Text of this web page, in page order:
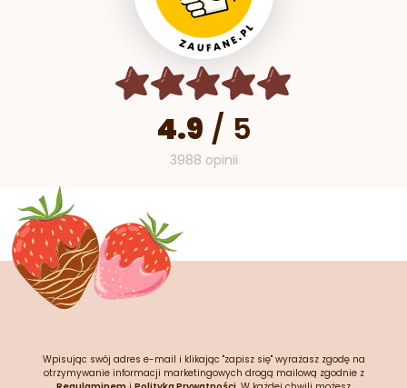
4.9 / 5
3988 opinii
Wpisując swój adres e-mail i klikając "zapisz się" wyrażasz zgodę na
otrzymywanie informacji marketingowych drogą mailową zgodnie z